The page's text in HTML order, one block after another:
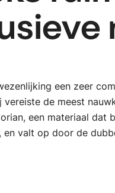
een zeer
vereiste de meest
een materiaal dat
en valt op door de